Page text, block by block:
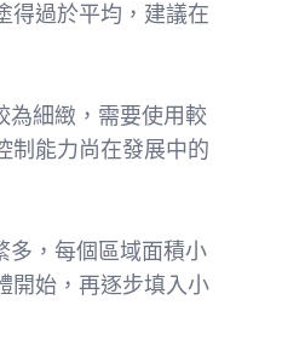
得過於平均，建議在
細緻，需要使用較
制能力尚在發展中的
，每個區域面積小
開始，再逐步填入小